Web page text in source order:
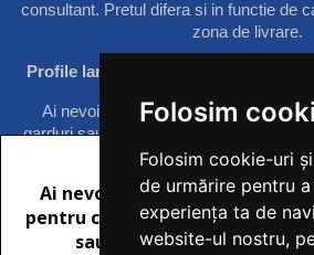
Folosim
Folosim cookie-uri
de urmărire pentru
experiența ta de
website-ul nostru,
consultant. Pretul difera si in functie de
zona de livrare.
Profile laminate – cornier si
Ai nevoie de produse pentru
garduri sau rame de geam? Oferim
cald rezistente in timp. Totodata, pentru
industriale dispunem si de o gama
platbanda, fabricate din otel si acestea
Totodata poti afla destul de usor pretul
fiecare produs in